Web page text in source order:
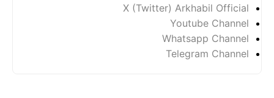
X (Twitter) Arkhabil Official
Youtube Channel
Whatsapp Channel
Telegram Channel